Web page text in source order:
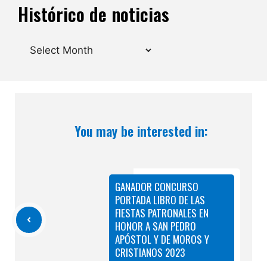
Histórico de noticias
Archives
You may be interested in:
GANADOR CONCURSO
PORTADA LIBRO DE LAS
FIESTAS PATRONALES EN
HONOR A SAN PEDRO
APÓSTOL Y DE MOROS Y
CRISTIANOS 2023